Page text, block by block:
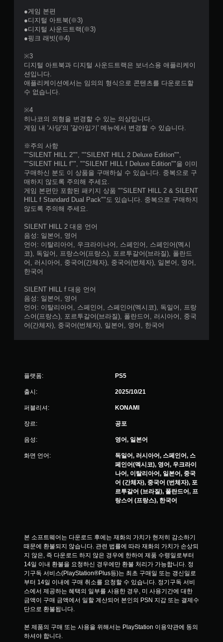
.
●게임 본편
●디지털 아트북(※3)
●디지털 사운드트랙(※3)
●핑크 래빗(※4)
※3
디지털 아트북과 디지털 사운드트랙은 보너스용 애플리케이
션입니다.
애플리케이션에서는 임의의 형식으로 콘텐츠를 다운로드할
수 없습니다.
※4
히나코의 외형을 변경할 수 있는 의상입니다.
게임 내 '사당'의 '갈아입기' 메뉴에서 변경할 수 있습니다.
※주의 사항
""SILENT HILL 2"", ""SILENT HILL 2 Deluxe Edition"",
""SILENT HILL f"", ""SILENT HILL f Deluxe Edition""을 이미
구매하신 분도 이 상품을 구매하실 수 있습니다. 중복으로 구
매하지 않도록 주의해 주세요.
게임 본편만 포함된 패키지 상품 ""SILENT HILL 2 & SILENT
HILL f Standard Dual Pack""도 있습니다. 중복으로 구매하지
않도록 주의해 주세요.
SILENT HILL 2 대응 언어
음성: 일본어, 영어
언어: 이탈리아어, 우크라이나어, 스페인어, 스페인어(멕시
코), 독일어, 프랑스어(프랑스), 포르투갈어(브라질), 폴란드
어, 러시아어, 중국어(간체자), 중국어(번체자), 일본어, 영어,
한국어
SILENT HILL f 대응 언어
음성: 일본어, 영어
언어: 이탈리아어, 스페인어, 스페인어(멕시코), 독일어, 프랑
스어(프랑스), 포르투갈어(브라질), 폴란드어, 러시아어, 중국
어(간체자), 중국어(번체자), 일본어, 영어, 한국어
플랫폼: PS5
출시: 2025/10/21
퍼블리셔: KONAMI
장르: 공포
음성: 영어, 일본어
화면 언어:
독일어, 러시아어, 스페인어, 스
페인어(멕시코), 영어, 우크라이
나어, 이탈리아어, 일본어, 중국
어 (간체자), 중국어 (번체자), 포
르투갈어 (브라질), 폴란드어, 프
랑스어 (프랑스), 한국어
본 소프트웨어는 다운로드 후에는 재화의 가치가 현저히 감소하기
때문에 환불되지 않습니다. 관련 법률에 따라 재화의 가치가 손상되
지 않은, 즉 다운로드 하지 않은 경우에 한하여 제품 수령일로부터
14일 이내 환불을 요청하신 경우에만 환불 처리가 가능합니다. 정
기구독 서비스(PlayStation®Plus등)는 최초 구매일 또는 갱신일로
부터 14일 이내에 구매 취소를 요청할 수 있습니다. 정기구독 서비
스에서 제공하는 혜택의 일부를 사용한 경우, 미 사용기간에 대한
금액이 구매 금액에서 일할 계산되어 본인의 PSN 지갑 또는 결제수
단으로 환불됩니다.
본 제품의 구매 또는 사용을 위해서는 PlayStation 이용약관에 동의
하셔야 합니다.